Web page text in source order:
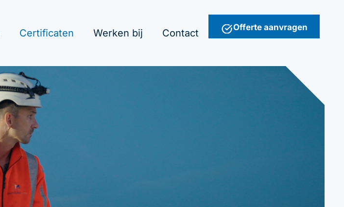
Offerte aanvragen
Certificaten Werken bij Contact